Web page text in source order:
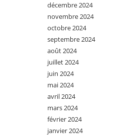
décembre 2024
novembre 2024
octobre 2024
septembre 2024
août 2024
juillet 2024
juin 2024
mai 2024
avril 2024
mars 2024
février 2024
janvier 2024